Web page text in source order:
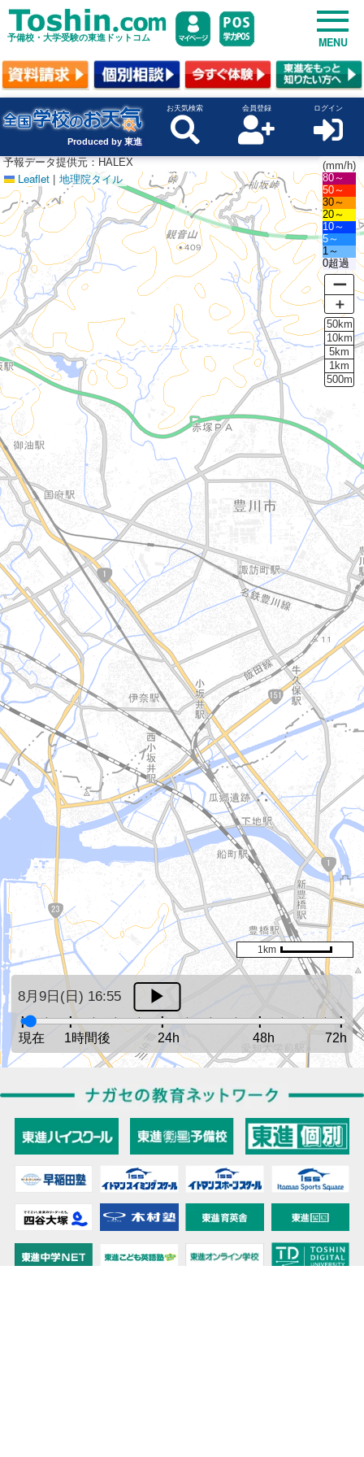
予備校・大学受験の東進ドットコム MENU
Produced by 東進
お天気検索 会員登録 ログイン
Leaflet | 地理院タイル
8月9日(日) 16:55
現在 1時間後 24h 48h 72h
1km
(mm/h)
80～
50～
30～
20～
10～
5～
1～
0超過
ー
＋
50km
10km
5km
1km
500m
予報データ提供元：HALEX